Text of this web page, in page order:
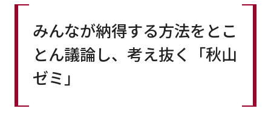
みんなが納得する方法をとこ
とん議論し、考え抜く「秋山
ゼミ」